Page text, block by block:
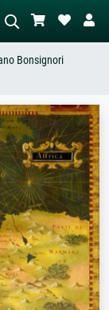
– ex. prairie verte,
beaucoup de rouge,
nu debout près d'un
arbre.
Bonsignori